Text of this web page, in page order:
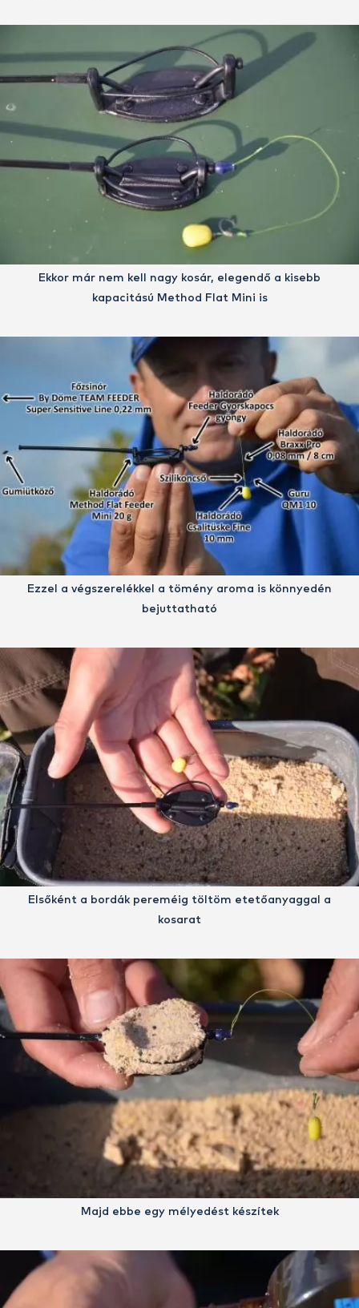
Ekkor már nem kell nagy kosár, elegendő a kisebb
kapacitású Method Flat Mini is
Ezzel a végszerelékkel a tömény aroma is könnyedén
bejuttatható
Elsőként a bordák pereméig töltöm etetőanyaggal a
kosarat
Majd ebbe egy mélyedést készítek